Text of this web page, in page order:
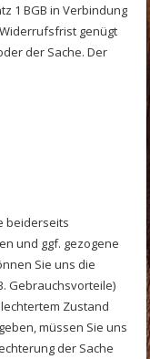
1 BGB in Verbindung
Widerrufsfrist genügt
der Sache. Der
beiderseits
und ggf. gezogene
Sie uns die
Gebrauchsvorteile)
Zustand
müssen Sie uns
der Sache